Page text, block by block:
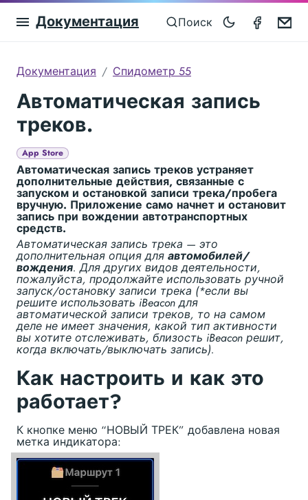
Документация Поиск
Документация Спидометр 55
Автоматическая запись
треков.
App Store
Автоматическая запись треков устраняет
дополнительные действия, связанные с
запуском и остановкой записи трека/пробега
вручную. Приложение само начнет и остановит
запись при вождении автотранспортных
средств.
Автоматическая запись трека — это
дополнительная опция для автомобилей/
вождения. Для других видов деятельности,
пожалуйста, продолжайте использовать ручной
запуск/остановку записи трека (*если вы
решите использовать iBeacon для
автоматической записи треков, то на самом
деле не имеет значения, какой тип активности
вы хотите отслеживать, близость iBeacon решит,
когда включать/выключать запись).
Как настроить и как это
работает?
К кнопке меню “НОВЫЙ ТРЕК” добавлена новая
метка индикатора: